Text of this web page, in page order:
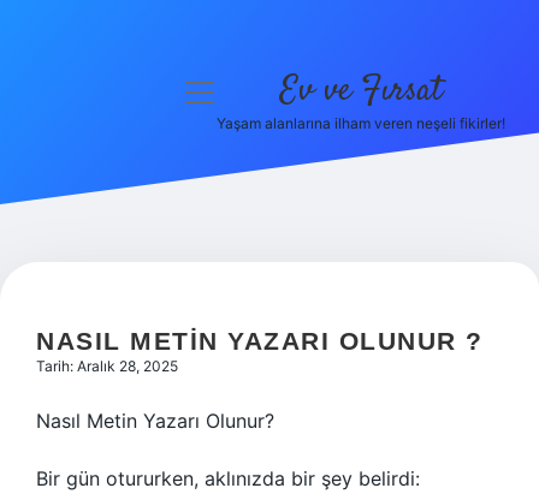
Hakkımızda
menüyü
Ev ve Fırsat
Yaşam alanlarına ilham veren neşeli fikirler!
NASIL METIN YAZARI OLUNUR ?
Tarih: Aralık 28, 2025
Nasıl Metin Yazarı Olunur?
Bir gün otururken, aklınızda bir şey belirdi: